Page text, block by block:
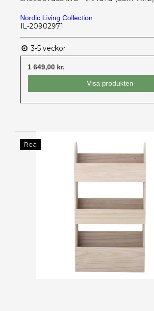
Nordic Living Collection
IL-20902971
3-5 veckor
1 649,00 kr.
Visa produkten
Rea